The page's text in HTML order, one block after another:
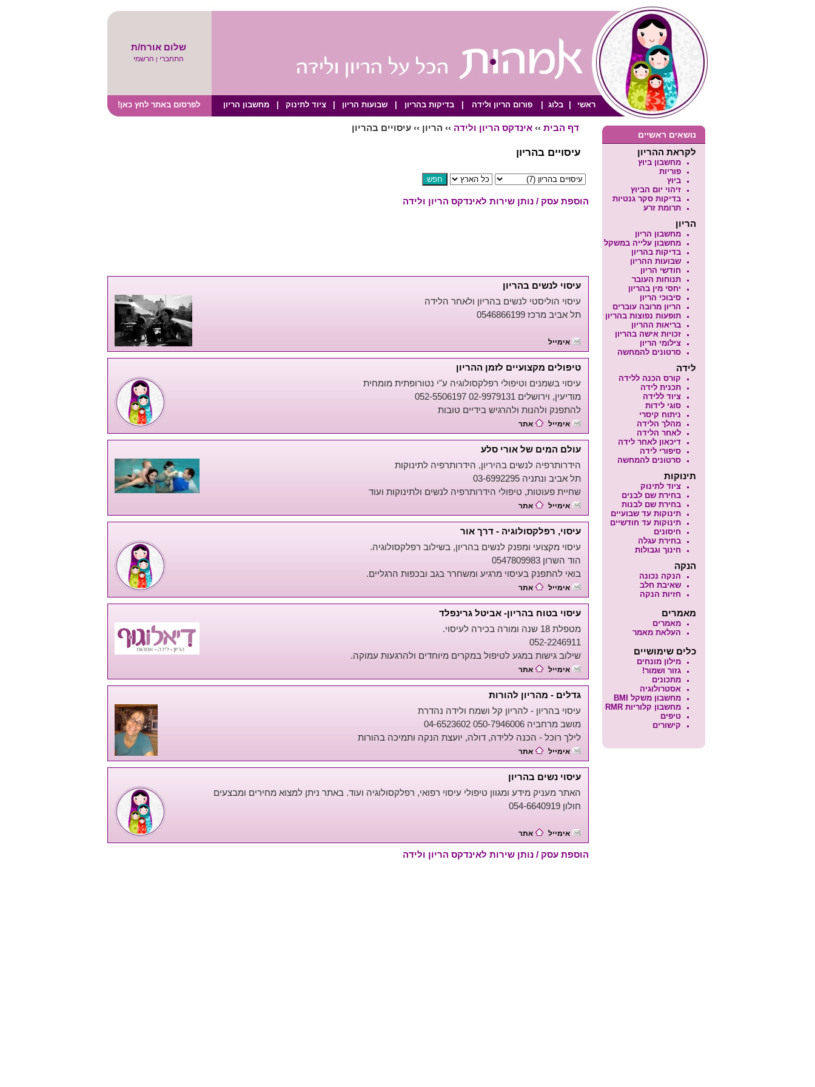
שלום אורח/ת
התחברי | הרשמי
לפרסום באתר לחץ כאן! מחשבון הריון ציוד לתינוק שבועות הריון בדיקות בהריון פורום הריון ולידה בלוג ראשי
דף הבית››אינדקס הריון ולידה›› הריון ›› עיסויים בהריון
עיסויים בהריון
הוספת עסק / נותן שירות לאינדקס הריון ולידה
עיסוי לנשים בהריון
עיסוי הוליסטי לנשים בהריון ולאחר הלידה
תל אביב מרכז 0546866199
אימייל
טיפולים מקצועיים לזמן ההריון
עיסוי בשמנים וטיפולי רפלקסולוגיה ע"י נטורופתית מומחית
מודיעין, וירושלים 02-9979131 052-5506197
להתפנק ולהנות ולהרגיש בידיים טובות
אימייל אתר
עולם המים של אורי סלע
הידרותרפיה לנשים בהיריון, הידרותרפיה לתינוקות
תל אביב ונתניה 03-6992295
שחיית פעוטות, טיפולי הידרותרפיה לנשים ולתינוקות ועוד
אימייל אתר
עיסוי, רפלקסולוגיה - דרך אור
עיסוי מקצועי ומפנק לנשים בהריון, בשילוב רפלקסולוגיה.
הוד השרון 0547809983
בואי להתפנק בעיסוי מרגיע ומשחרר בגב ובכפות הרגליים.
אימייל אתר
עיסוי בטוח בהריון- אביטל גרינפלד
מטפלת 18 שנה ומורה בכירה לעיסוי.
052-2246911
שילוב גישות במגע לטיפול במקרים מיוחדים ולהרגעות עמוקה.
אימייל אתר
גדלים - מהריון להורות
עיסוי בהריון - להריון קל ושמח ולידה נהדרת
מושב מרחביה 050-7946006 04-6523602
לילך רוכל - הכנה ללידה, דולה, יועצת הנקה ותמיכה בהורות
אימייל אתר
עיסוי נשים בהריון
האתר מעניק מידע ומגוון טיפולי עיסוי רפואי, רפלקסולוגיה ועוד. באתר ניתן למצוא מחירים ומבצעים
חולון 054-6640919
אימייל אתר
הוספת עסק / נותן שירות לאינדקס הריון ולידה
נושאים ראשיים
לקראת ההריון
מחשבון ביוץ
פוריות
ביוץ
זיהוי יום הביוץ
בדיקות סקר גנטיות
תרומת זרע
הריון
מחשבון הריון
מחשבון עלייה במשקל
בדיקות בהריון
שבועות ההריון
חודשי הריון
תנוחות העובר
יחסי מין בהריון
סיבוכי הריון
הריון מרובה עוברים
תופעות נפוצות בהריון
בריאות ההריון
זכויות אישה בהריון
צילומי הריון
סרטונים להמחשה
לידה
קורס הכנה ללידה
תכנית לידה
ציוד ללידה
סוגי לידות
ניתוח קיסרי
מהלך הלידה
לאחר הלידה
דיכאון לאחר לידה
סיפורי לידה
סרטונים להמחשה
תינוקות
ציוד לתינוק
בחירת שם לבנים
בחירת שם לבנות
תינוקות עד שבועיים
תינוקות עד חודשיים
חיסונים
בחירת עגלה
חינוך וגבולות
הנקה
הנקה נכונה
שאיבת חלב
חזיות הנקה
מאמרים
מאמרים
העלאת מאמר
כלים שימושיים
מילון מונחים
גזור ושמור!
מתכונים
אסטרולוגיה
מחשבון משקל BMI
מחשבון קלוריות RMR
טיפים
קישורים